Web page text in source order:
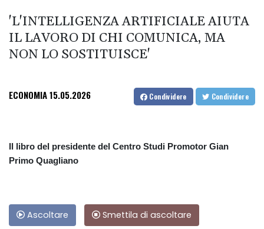
'L'INTELLIGENZA ARTIFICIALE AIUTA
IL LAVORO DI CHI COMUNICA, MA
NON LO SOSTITUISCE'
ECONOMIA15.05.2026 Condividere Condividere
Il libro del presidente del Centro Studi Promotor Gian
Primo Quagliano
Ascoltare Smettila di ascoltare